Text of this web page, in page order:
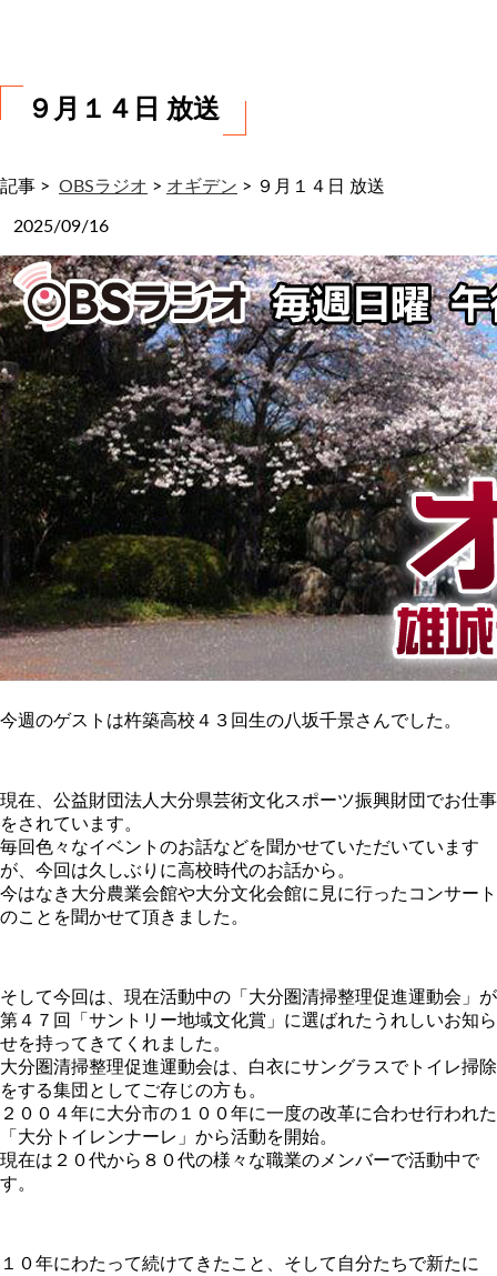
９月１４日 放送
記事 > OBSラジオ > オギデン > ９月１４日 放送
2025/09/16
今週のゲストは杵築高校４３回生の八坂千景さんでした。
現在、公益財団法人大分県芸術文化スポーツ振興財団でお仕事
をされています。
毎回色々なイベントのお話などを聞かせていただいています
が、今回は久しぶりに高校時代のお話から。
今はなき大分農業会館や大分文化会館に見に行ったコンサート
のことを聞かせて頂きました。
そして今回は、現在活動中の「大分圏清掃整理促進運動会」が
第４７回「サントリー地域文化賞」に選ばれたうれしいお知ら
せを持ってきてくれました。
大分圏清掃整理促進運動会は、白衣にサングラスでトイレ掃除
をする集団としてご存じの方も。
２００４年に大分市の１００年に一度の改革に合わせ行われた
「大分トイレンナーレ」から活動を開始。
現在は２０代から８０代の様々な職業のメンバーで活動中で
す。
１０年にわたって続けてきたこと、そして自分たちで新たに